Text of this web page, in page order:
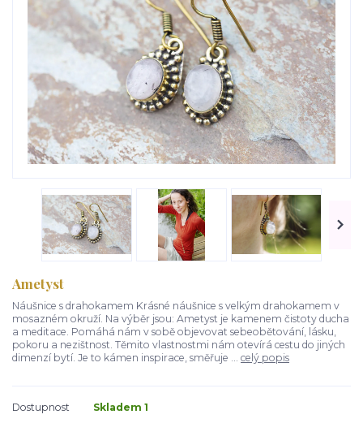
Ametyst
Náušnice s drahokamem Krásné náušnice s velkým drahokamem v
mosazném okruží. Na výběr jsou: Ametyst je kamenem čistoty ducha
a meditace. Pomáhá nám v sobě objevovat sebeobětování, lásku,
pokoru a nezištnost. Těmito vlastnostmi nám otevírá cestu do jiných
dimenzí bytí. Je to kámen inspirace, směřuje ... celý popis
Dostupnost Skladem 1